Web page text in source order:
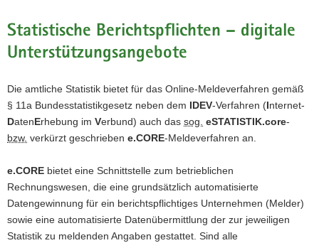
v
i
n
Statistische Berichtspflichten – digitale
Unterstützungsangebote
Die amtliche Statistik bietet für das Online-Meldeverfahren gemäß
§ 11a Bundesstatistikgesetz neben dem IDEV-Verfahren (Internet-
DatenErhebung im Verbund) auch das sog. eSTATISTIK.core-
bzw. verkürzt geschrieben e.CORE-Meldeverfahren an.
e.CORE bietet eine Schnittstelle zum betrieblichen
Rechnungswesen, die eine grundsätzlich automatisierte
Datengewinnung für ein berichtspflichtiges Unternehmen (Melder)
sowie eine automatisierte Datenübermittlung der zur jeweiligen
Statistik zu meldenden Angaben gestattet. Sind alle